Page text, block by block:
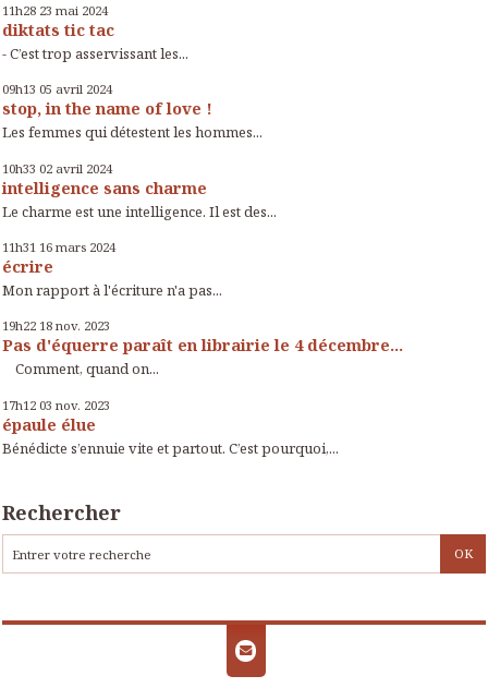
11h28 23 mai 2024
diktats tic tac
- C’est trop asservissant les...
09h13 05 avril 2024
stop, in the name of love !
Les femmes qui détestent les hommes...
10h33 02 avril 2024
intelligence sans charme
Le charme est une intelligence. Il est des...
11h31 16 mars 2024
écrire
Mon rapport à l'écriture n'a pas...
19h22 18 nov. 2023
Pas d'équerre paraît en librairie le 4 décembre...
Comment, quand on...
17h12 03 nov. 2023
épaule élue
Bénédicte s’ennuie vite et partout. C’est pourquoi,...
Rechercher